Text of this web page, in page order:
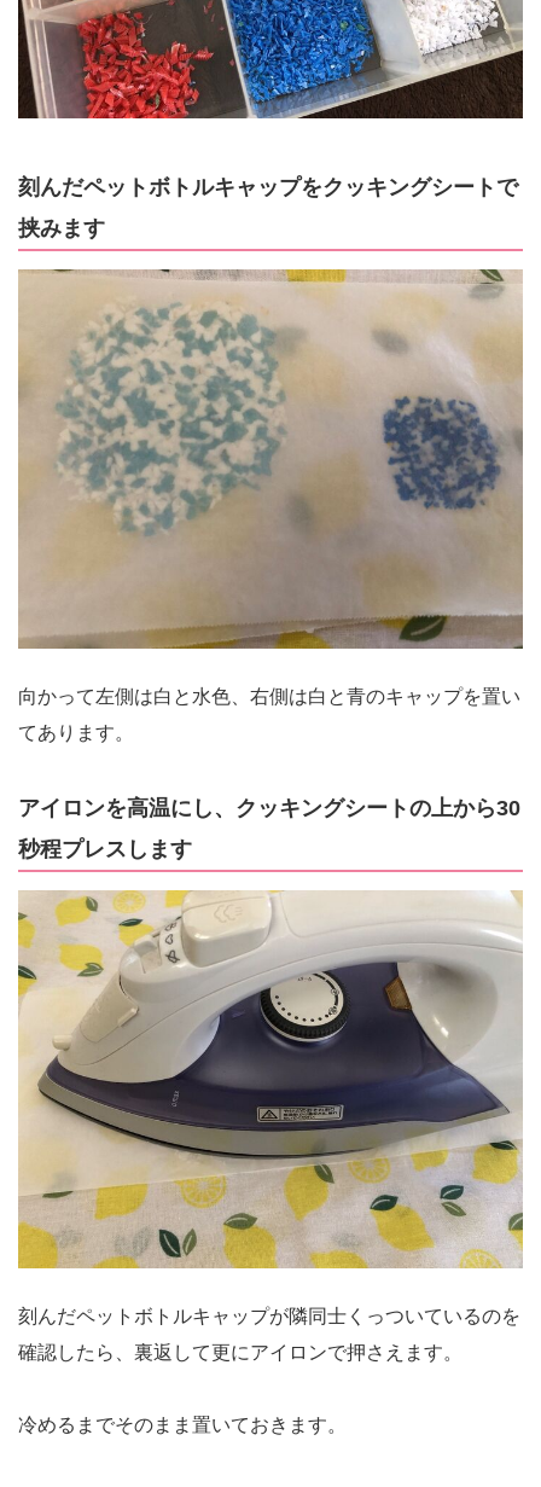
刻んだペットボトルキャップをクッキングシートで
挟みます
向かって左側は白と水色、右側は白と青のキャップを置い
てあります。
アイロンを高温にし、クッキングシートの上から30
秒程プレスします
刻んだペットボトルキャップが隣同士くっついているのを
確認したら、裏返して更にアイロンで押さえます。
冷めるまでそのまま置いておきます。